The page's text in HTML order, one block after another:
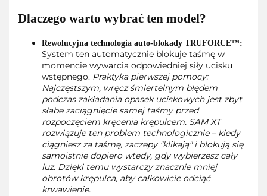
Dlaczego warto wybrać ten model?
Rewolucyjna technologia auto-blokady TRUFORCE™:
System ten automatycznie blokuje taśmę w
momencie wywarcia odpowiedniej siły ucisku
wstępnego. Praktyka pierwszej pomocy:
Najczęstszym, wręcz śmiertelnym błędem
podczas zakładania opasek uciskowych jest zbyt
słabe zaciągnięcie samej taśmy przed
rozpoczęciem kręcenia krępulcem. SAM XT
rozwiązuje ten problem technologicznie – kiedy
ciągniesz za taśmę, zaczepy "klikają" i blokują się
samoistnie dopiero wtedy, gdy wybierzesz cały
luz. Dzięki temu wystarczy znacznie mniej
obrotów krępulca, aby całkowicie odciąć
krwawienie.